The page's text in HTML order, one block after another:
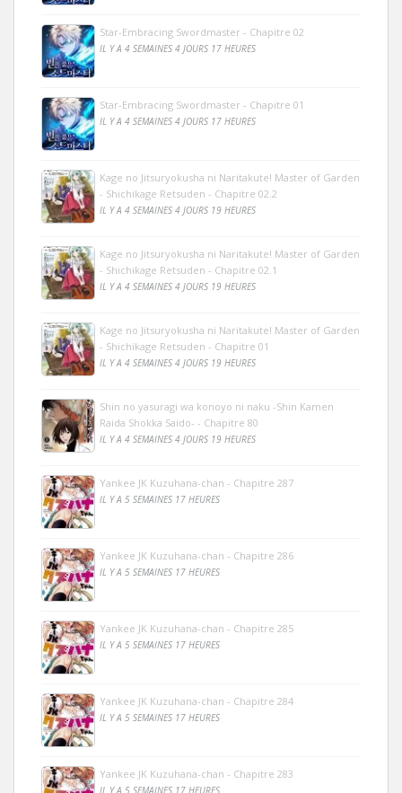
Star-Embracing Swordmaster - Chapitre 02
IL Y A 4 SEMAINES 4 JOURS 17 HEURES
Star-Embracing Swordmaster - Chapitre 01
IL Y A 4 SEMAINES 4 JOURS 17 HEURES
Kage no Jitsuryokusha ni Naritakute! Master of Garden
- Shichikage Retsuden - Chapitre 02.2
IL Y A 4 SEMAINES 4 JOURS 19 HEURES
Kage no Jitsuryokusha ni Naritakute! Master of Garden
- Shichikage Retsuden - Chapitre 02.1
IL Y A 4 SEMAINES 4 JOURS 19 HEURES
Kage no Jitsuryokusha ni Naritakute! Master of Garden
- Shichikage Retsuden - Chapitre 01
IL Y A 4 SEMAINES 4 JOURS 19 HEURES
Shin no yasuragi wa konoyo ni naku -Shin Kamen
Raida Shokka Saido- - Chapitre 80
IL Y A 4 SEMAINES 4 JOURS 19 HEURES
Yankee JK Kuzuhana-chan - Chapitre 287
IL Y A 5 SEMAINES 17 HEURES
Yankee JK Kuzuhana-chan - Chapitre 286
IL Y A 5 SEMAINES 17 HEURES
Yankee JK Kuzuhana-chan - Chapitre 285
IL Y A 5 SEMAINES 17 HEURES
Yankee JK Kuzuhana-chan - Chapitre 284
IL Y A 5 SEMAINES 17 HEURES
Yankee JK Kuzuhana-chan - Chapitre 283
IL Y A 5 SEMAINES 17 HEURES